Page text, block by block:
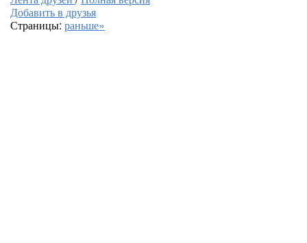
Добавить в друзья
Страницы: раньше»